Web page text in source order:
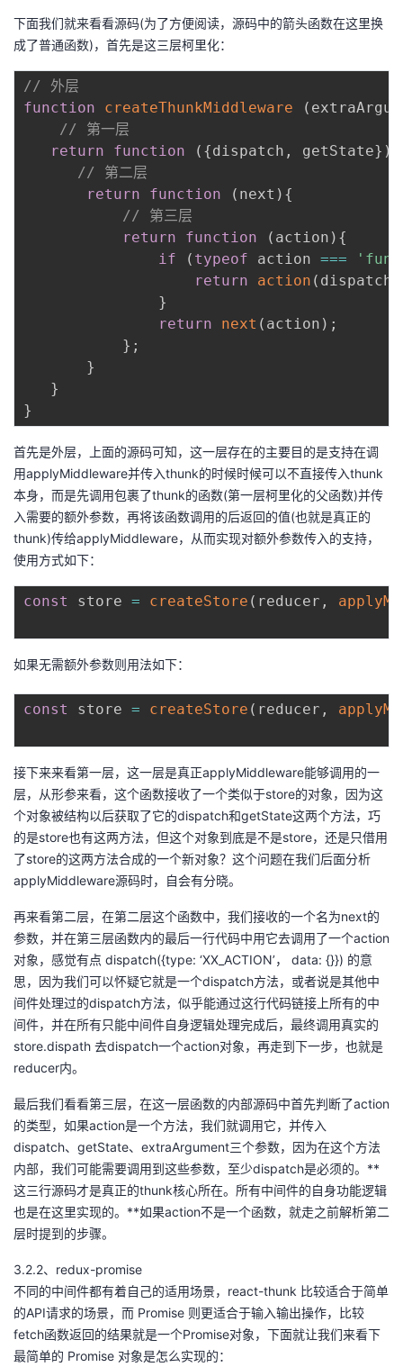
下面我们就来看看源码(为了方便阅读，源码中的箭头函数在这里换
成了普通函数)，首先是这三层柯里化：
// 外层
function
createThunkMiddleware (
// 第一层
return
function ( {dispatch , getState} )
// 第二层
return
function ( next ) {
// 第三层
return
function ( action ) {
if
( typeof action ===
return
action ( dispatch
}
return
next ( action ) ;
} ;
}
}
}
首先是外层，上面的源码可知，这一层存在的主要目的是支持在调
用applyMiddleware并传入thunk的时候时候可以不直接传入thunk
本身，而是先调用包裹了thunk的函数(第一层柯里化的父函数)并传
入需要的额外参数，再将该函数调用的后返回的值(也就是真正的
thunk)传给applyMiddleware，从而实现对额外参数传入的支持，
使用方式如下：
const store = createStore ( reducer ,
如果无需额外参数则用法如下：
const store = createStore ( reducer ,
接下来来看第一层，这一层是真正applyMiddleware能够调用的一
层，从形参来看，这个函数接收了一个类似于store的对象，因为这
个对象被结构以后获取了它的dispatch和getState这两个方法，巧
的是store也有这两方法，但这个对象到底是不是store，还是只借用
了store的这两方法合成的一个新对象？这个问题在我们后面分析
applyMiddleware源码时，自会有分晓。
再来看第二层，在第二层这个函数中，我们接收的一个名为next的
参数，并在第三层函数内的最后一行代码中用它去调用了一个action
对象，感觉有点 dispatch({type: ‘XX_ACTION’， data: {}}) 的意
思，因为我们可以怀疑它就是一个dispatch方法，或者说是其他中
间件处理过的dispatch方法，似乎能通过这行代码链接上所有的中
间件，并在所有只能中间件自身逻辑处理完成后，最终调用真实的
store.dispath 去dispatch一个action对象，再走到下一步，也就是
reducer内。
最后我们看看第三层，在这一层函数的内部源码中首先判断了action
的类型，如果action是一个方法，我们就调用它，并传入
dispatch、getState、extraArgument三个参数，因为在这个方法
内部，我们可能需要调用到这些参数，至少dispatch是必须的。**
这三行源码才是真正的thunk核心所在。所有中间件的自身功能逻辑
也是在这里实现的。**如果action不是一个函数，就走之前解析第二
层时提到的步骤。
3.2.2、redux-promise
不同的中间件都有着自己的适用场景，react-thunk 比较适合于简单
的API请求的场景，而 Promise 则更适合于输入输出操作，比较
fetch函数返回的结果就是一个Promise对象，下面就让我们来看下
最简单的 Promise 对象是怎么实现的：